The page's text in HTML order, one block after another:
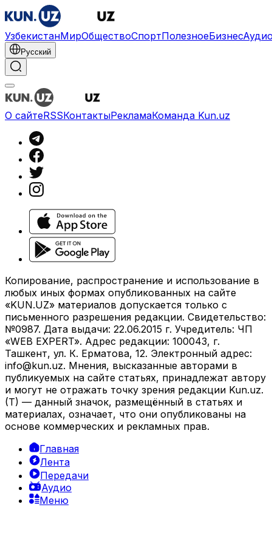
УзбекистанМирОбществоСпортПолезноеБизнес
Русский
О сайтеRSSКонтактыРекламаКоманда Kun.uz
Копирование, распространение и использование в
любых иных формах опубликованных на сайте
«KUN.UZ» материалов допускается только с
письменного разрешения редакции. Свидетельство:
№0987. Дата выдачи: 22.06.2015 г. Учредитель: ЧП
«WEB EXPERT». Адрес редакции: 100043, г.
Ташкент, ул. К. Ерматова, 12. Электронный адрес:
info@kun.uz. Мнения, высказанные авторами в
публикуемых на сайте статьях, принадлежат автору
и могут не отражать точку зрения редакции Kun.uz.
(T) — данный значок, размещённый в статьях и
материалах, означает, что они опубликованы на
основе коммерческих и рекламных прав.
Главная
Лента
Передачи
Аудио
Меню